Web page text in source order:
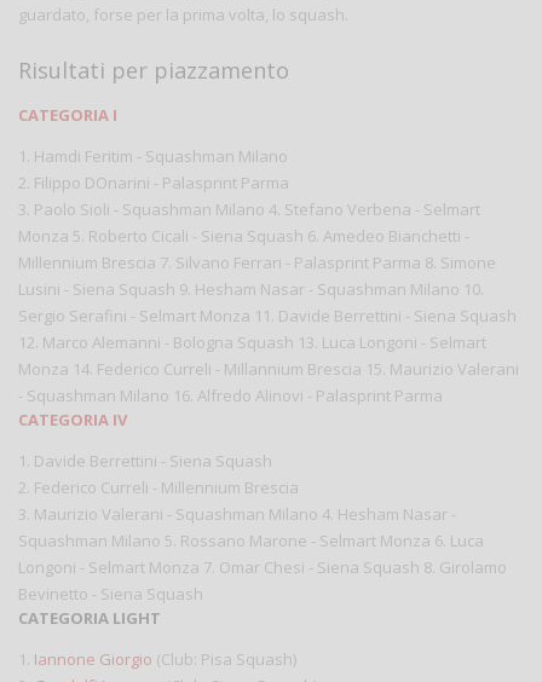
guardato, forse per la prima volta, lo squash.
Risultati per piazzamento
CATEGORIA I
1. Hamdi Feritim - Squashman Milano
2. Filippo DOnarini - Palasprint Parma
3. Paolo Sioli - Squashman Milano 4. Stefano Verbena - Selmart
Monza 5. Roberto Cicali - Siena Squash 6. Amedeo Bianchetti -
Millennium Brescia 7. Silvano Ferrari - Palasprint Parma 8. Simone
Lusini - Siena Squash 9. Hesham Nasar - Squashman Milano 10.
Sergio Serafini - Selmart Monza 11. Davide Berrettini - Siena Squash
12. Marco Alemanni - Bologna Squash 13. Luca Longoni - Selmart
Monza 14. Federico Curreli - Millannium Brescia 15. Maurizio Valerani
- Squashman Milano 16. Alfredo Alinovi - Palasprint Parma
CATEGORIA IV
1. Davide Berrettini - Siena Squash
2. Federico Curreli - Millennium Brescia
3. Maurizio Valerani - Squashman Milano 4. Hesham Nasar -
Squashman Milano 5. Rossano Marone - Selmart Monza 6. Luca
Longoni - Selmart Monza 7. Omar Chesi - Siena Squash 8. Girolamo
Bevinetto - Siena Squash
CATEGORIA LIGHT
1. Iannone Giorgio (Club: Pisa Squash)